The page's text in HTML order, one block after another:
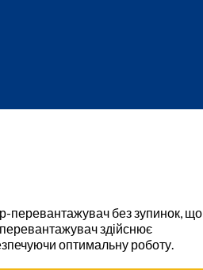
перевантажувач без зупинок, що
здійснює
оптимальну роботу.